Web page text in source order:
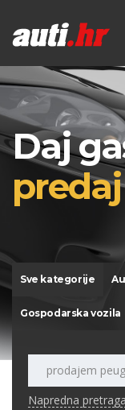
Daj
Sve kategorije
Gospodarska vozila
Napredna pretraga